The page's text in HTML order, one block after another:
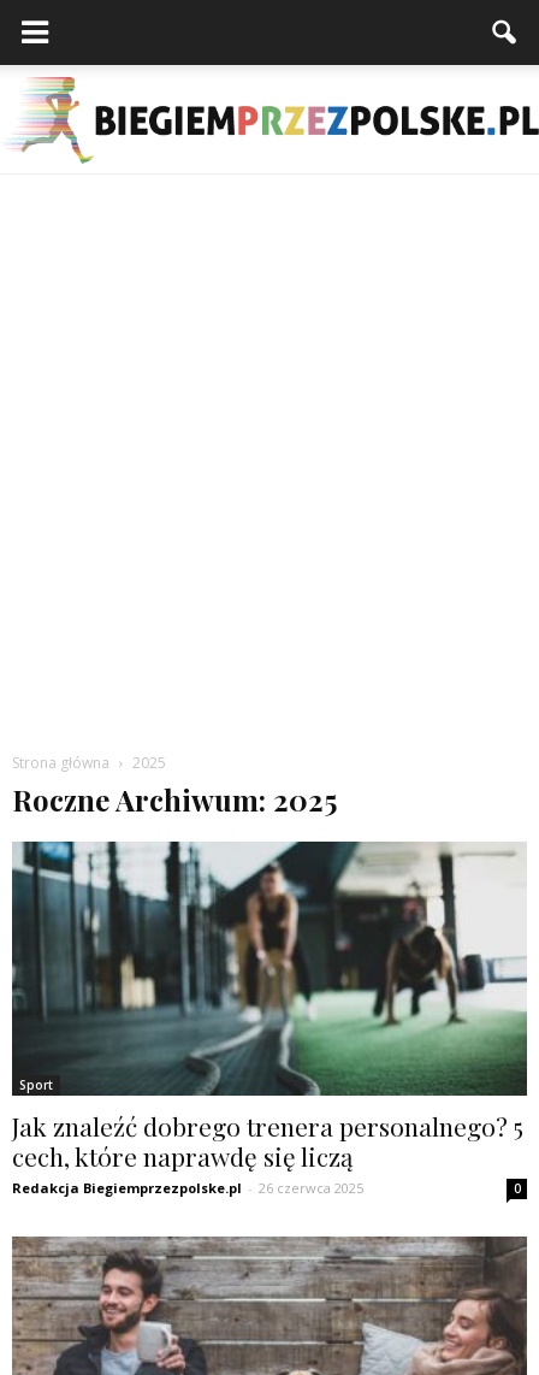
Strona główna 2025
Roczne Archiwum: 2025
Sport
Jak znaleźć dobrego trenera personalnego? 5
cech, które naprawdę się liczą
Redakcja Biegiemprzezpolske.pl - 26 czerwca 2025 0